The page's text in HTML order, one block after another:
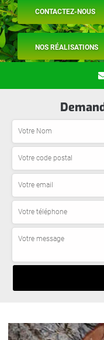
CONTACTEZ-NOUS
NOS RÉALISATIONS